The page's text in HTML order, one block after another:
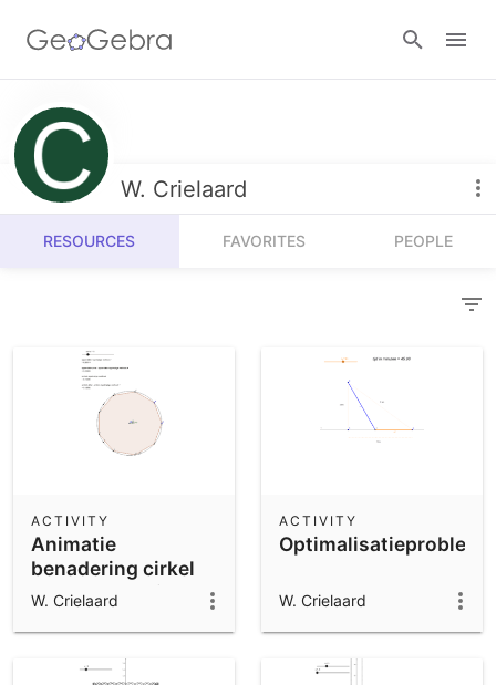
Resources
Number Sense
Algebra
Measurement
Operations
Community Resources
Get started with our Resources
Calculators
Geometry
3D Calculator
Notes
App Downloads
Get started with the GeoGebra Apps
W. Crielaard
RESOURCES FAVORITES PEOPLE
Animatie
benadering cirkel
met regelmatige n-
ACTIVITY
W. Crielaard
Optimalisatieprobleem
ACTIVITY
W. Crielaard